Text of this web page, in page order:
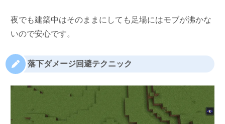
夜でも建築中はそのままにしても足場にはモブが沸かな
いので安心です。
落下ダメージ回避テクニック